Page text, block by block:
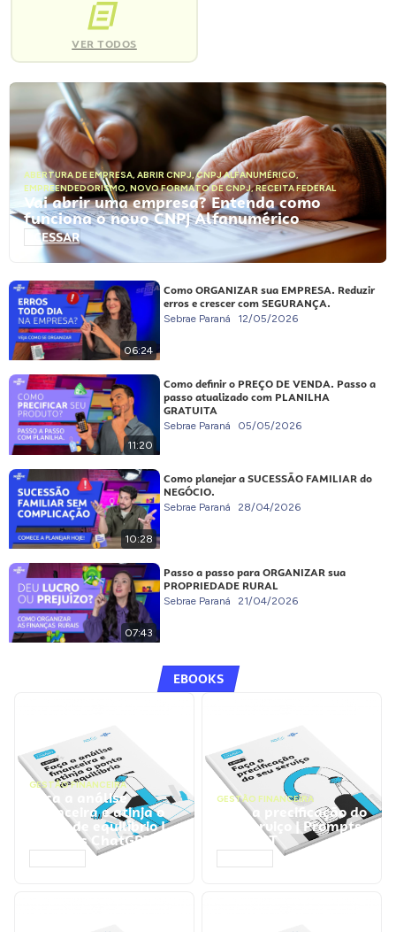
VER TODOS
ABERTURA DE EMPRESA, ABRIR CNPJ,CNPJ ALFANUMÉRICO,
EMPREENDEDORISMO, NOVO FORMATO DE CNPJ,RECEITA FEDERAL
Vai abrir uma empresa? Entenda como
funciona o novo CNPJ Alfanumérico
ACESSAR
06:24
Como ORGANIZAR sua EMPRESA. Reduzir
erros e crescer com SEGURANÇA.
Sebrae Paraná 12/05/2026
11:20
Como definir o PREÇO DE VENDA. Passo a
passo atualizado com PLANILHA
GRATUITA
Sebrae Paraná 05/05/2026
10:28
Como planejar a SUCESSÃO FAMILIAR do
NEGÓCIO.
Sebrae Paraná 28/04/2026
07:43
Passo a passo para ORGANIZAR sua
PROPRIEDADE RURAL
Sebrae Paraná 21/04/2026
EBOOKS
GESTÃO FINANCEIRA
Faça a análise
financeira e atinja o
ponto de equilíbrio |
Prompts ChatGPT
GESTÃO FINANCEIRA
Faça a precificação do
seu serviço | Prompts
ChatGPT